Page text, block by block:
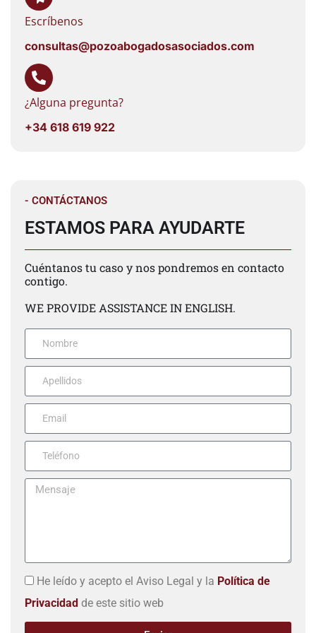
Escríbenos
consultas@pozoabogadosasociados.com
¿Alguna pregunta?
+34 618 619 922
- CONTÁCTANOS
ESTAMOS PARA AYUDARTE
Cuéntanos tu caso y nos pondremos en contacto
contigo.
WE PROVIDE ASSISTANCE IN ENGLISH.
He leído y acepto el Aviso Legal y la Política de
Privacidad de este sitio web